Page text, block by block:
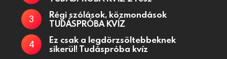
Régi szólások, közmondások
TUDÁSPRÓBA KVÍZ
Ez csak a legdörzsöltebbeknek
sikerül! Tudáspróba kvíz